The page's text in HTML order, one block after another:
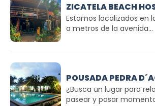
ZICATELA BEACH
Estamos localizados en
a metros de la avenida...
POUSADA PEDRA
¿Busca un lugar para
pasear y pasar